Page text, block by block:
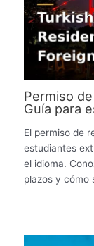
Permiso
Guía para
El permiso de
estudiantes
el idioma.
plazos y cómo